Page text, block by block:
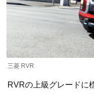
三菱 RVR
RVRの上級グレードに